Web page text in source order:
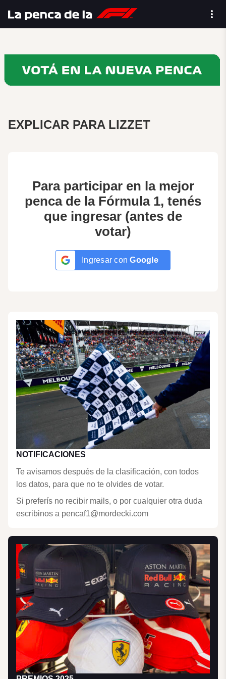
EXPLICAR PARA LIZZET
Para participar en la mejor
penca de la Fórmula 1, tenés
que ingresar (antes de
votar)
Ingresar conGoogle
NOTIFICACIONES
Te avisamos después de la clasificación, con todos
los datos, para que no te olvides de votar.
Si preferís no recibir mails, o por cualquier otra duda
escribinos a pencaf1@mordecki.com